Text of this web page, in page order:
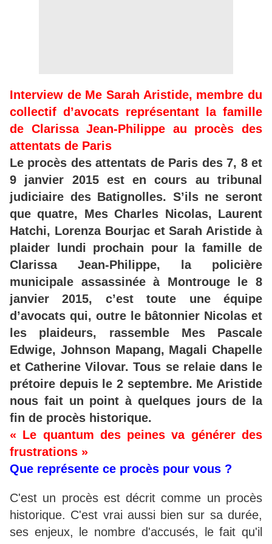
Interview de Me Sarah Aristide, membre du
collectif d’avocats représentant la famille
de Clarissa Jean-Philippe au procès des
attentats de Paris
Le procès des attentats de Paris des 7, 8 et
9 janvier 2015 est en cours au tribunal
judiciaire des Batignolles. S’ils ne seront
que quatre, Mes Charles Nicolas, Laurent
Hatchi, Lorenza Bourjac et Sarah Aristide à
plaider lundi prochain pour la famille de
Clarissa Jean-Philippe, la policière
municipale assassinée à Montrouge le 8
janvier 2015, c’est toute une équipe
d’avocats qui, outre le bâtonnier Nicolas et
les plaideurs, rassemble Mes Pascale
Edwige, Johnson Mapang, Magali Chapelle
et Catherine Vilovar. Tous se relaie dans le
prétoire depuis le 2 septembre. Me Aristide
nous fait un point à quelques jours de la
fin de procès historique.
« Le quantum des peines va générer des
frustrations »
Que représente ce procès pour vous ?
C'est un procès est décrit comme un procès
historique. C'est vrai aussi bien sur sa durée,
ses enjeux, le nombre d'accusés, le fait qu'il